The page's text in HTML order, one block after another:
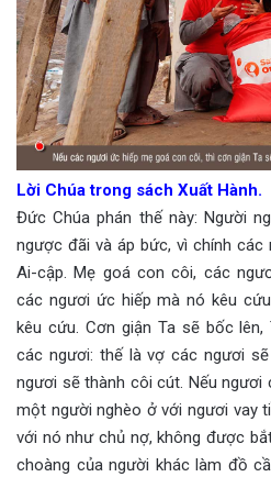
Lời Chúa trong sách Xuất Hành.
Đức Chúa phán thế này: Người
ngược đãi và áp bức, vì chính
Ai-cập. Mẹ goá con côi, các
các ngươi ức hiếp mà nó kêu
kêu cứu. Cơn giận Ta sẽ bốc
các ngươi: thế là vợ các ngươi
ngươi sẽ thành côi cút. Nếu ngươi
một người nghèo ở với ngươi vay
với nó như chủ nợ, không được
choàng của người khác làm đồ